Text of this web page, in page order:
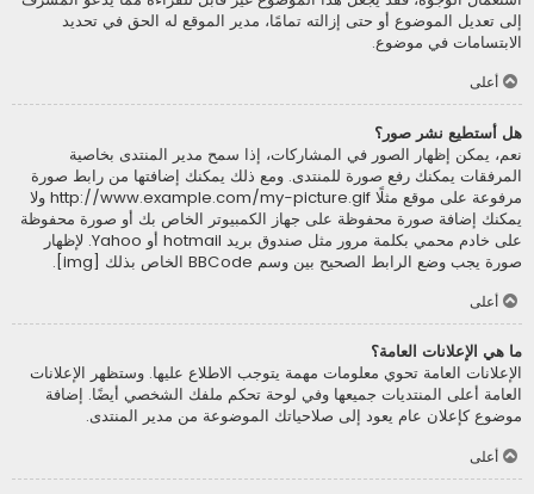
إلى تعديل الموضوع أو حتى إزالته تمامًا، مدير الموقع له الحق في تحديد
الابتسامات في موضوع.
أعلى
هل أستطيع نشر صور؟
نعم، يمكن إظهار الصور في المشاركات، إذا سمح مدير المنتدى بخاصية
المرفقات يمكنك رفع صورة للمنتدى. ومع ذلك يمكنك إضافتها من رابط صورة
مرفوعة على موقع مثلًا http://www.example.com/my-picture.gif ولا
يمكنك إضافة صورة محفوظة على جهاز الكمبيوتر الخاص بك أو صورة محفوظة
على خادم محمي بكلمة مرور مثل صندوق بريد hotmail أو Yahoo. لإظهار
صورة يجب وضع الرابط الصحيح بين وسم BBCode الخاص بذلك [img].
أعلى
ما هي الإعلانات العامة؟
الإعلانات العامة تحوي معلومات مهمة يتوجب الاطلاع عليها. وستظهر الإعلانات
العامة أعلى المنتديات جميعها وفي لوحة تحكم ملفك الشخصي أيضًا. إضافة
موضوع كإعلان عام يعود إلى صلاحياتك الموضوعة من مدير المنتدى.
أعلى